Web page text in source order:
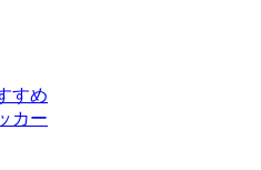
すめ
カー